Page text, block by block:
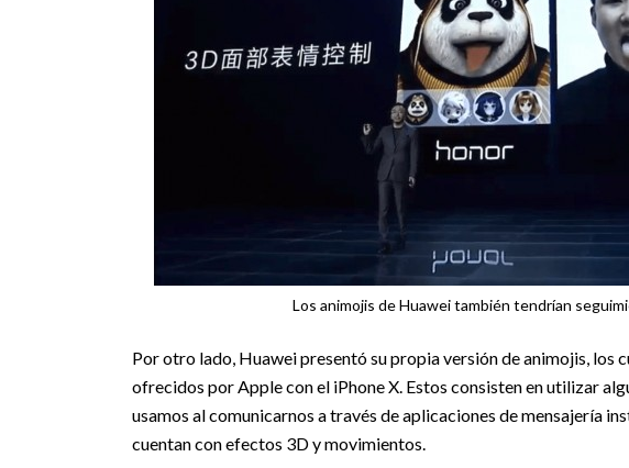
Los animojis de Huawei también tendrían
Por otro lado, Huawei presentó su propia versión de animojis, los
ofrecidos por Apple con el iPhone X. Estos consisten en utilizar
usamos al comunicarnos a través de aplicaciones de mensajería
cuentan con efectos 3D y movimientos.